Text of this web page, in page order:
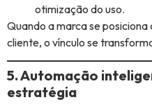
otimização do uso.
Quando a marca se
cliente, o vínculo se
5. Automação
estratégia